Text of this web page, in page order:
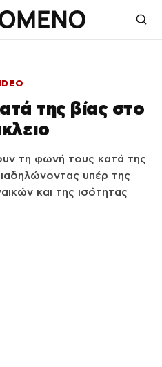
της βίας στο
τη φωνή τους κατά της
υπέρ της
και της ισότητας